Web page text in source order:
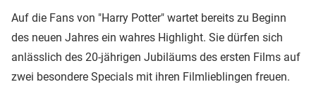
Auf die Fans von "Harry Potter" wartet bereits zu Beginn
des neuen Jahres ein wahres Highlight. Sie dürfen sich
anlässlich des 20-jährigen Jubiläums des ersten Films auf
zwei besondere Specials mit ihren Filmlieblingen freuen.